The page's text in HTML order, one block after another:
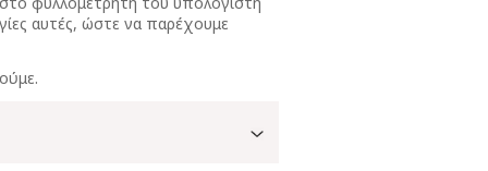
αυτές, ώστε να παρέχουμε